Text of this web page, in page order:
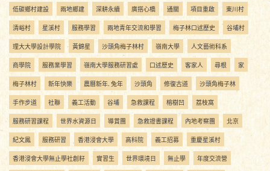
低碳鄉村建設 兩地鄉建 深耕永續 廣搭心橋 通關 項目重啟 東川村
清峪村 星溪村 服務學習 兩地青年交流和學習 梅子林口述歷史 谷埔村
理大大學設計學院 黃錦星 沙頭角梅子林村 嶺南大學 人文藝術科系
商學院 服務業學習 嶺南大學服務研習處 口述歷史 客家人 尋根 家
梅子林村 新年快樂 農曆新年. 兔年 沙頭角 修復古道 沙頭角梅子林
手作步道 社聯 義工活動 谷埔 急救課程 榕樹凹 荔枝窩
服務研習課程 世界水資源日 導賞團 急救證書課程 內地考察團 北京
紀文鳳 服務研習 香港浸會大學 高科院 義工招募 重慶星溪村
香港浸會大學無止學社創籽 實習生 世界環境日 無止學 年度交流營